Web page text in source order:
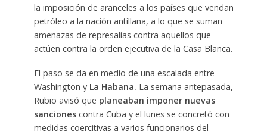
la imposición de aranceles a los países que vendan
petróleo a la nación antillana, a lo que se suman
amenazas de represalias contra aquellos que
actúen contra la orden ejecutiva de la Casa Blanca.
El paso se da en medio de una escalada entre
Washington y La Habana. La semana antepasada,
Rubio avisó que planeaban imponer nuevas
sancionescontra Cuba y el lunes se concretó con
medidas coercitivas a varios funcionarios del